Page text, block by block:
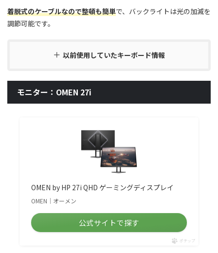
着脱式のケーブルなので整頓も簡単で、バックライトは光の加減を
調節可能です。
以前使用していたキーボード情報
モニター：OMEN 27i
OMEN by HP 27i QHD ゲーミングディスプレイ
OMEN｜オーメン
公式サイトで探す
ポチップ